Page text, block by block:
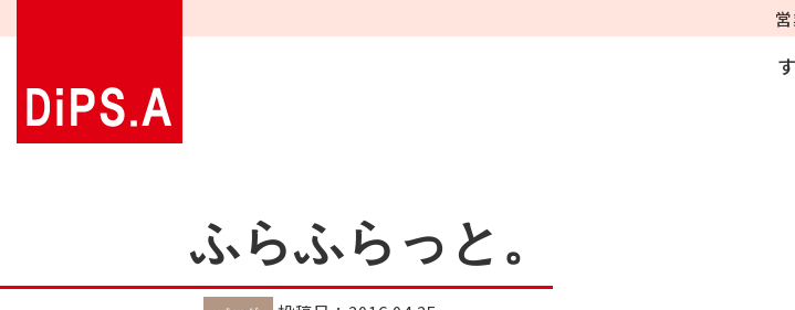
ふらふらっと。